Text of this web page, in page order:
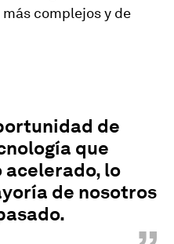
complejos y de
de
que
lo
de nosotros